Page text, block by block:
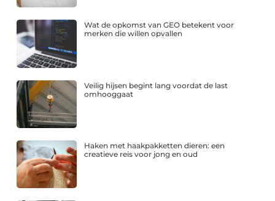
Wat de opkomst van GEO betekent voor
merken die willen opvallen
Veilig hijsen begint lang voordat de last
omhooggaat
Haken met haakpakketten dieren: een
creatieve reis voor jong en oud